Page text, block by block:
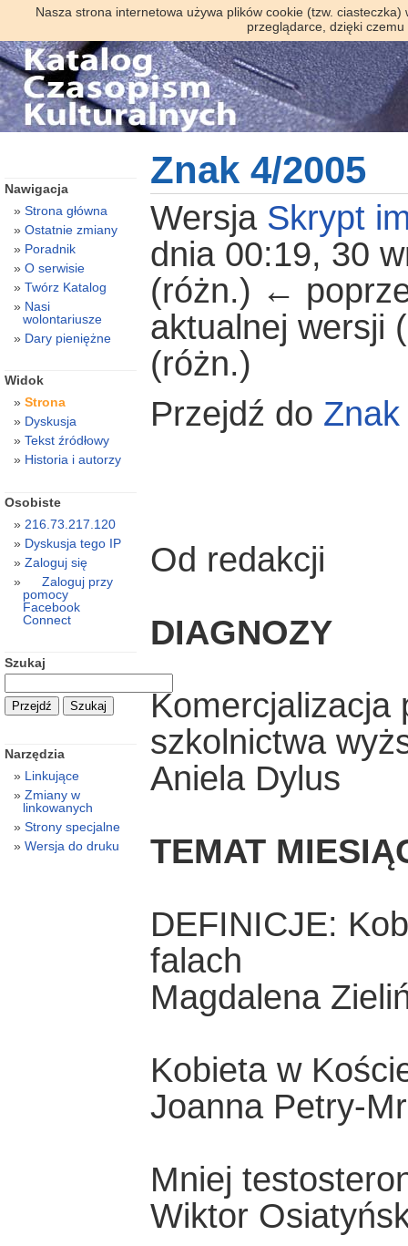
Nasza strona internetowa używa plików cookie (tzw.
przeglądarce, dzięki
Znak 4/2005
Wersja Skrypt
dnia 00:19, 30
(różn.) ←
aktualnej wersji
(różn.)
Przejdź do
Od redakcji
DIAGNOZY
Komercjalizacja
szkolnictwa
Aniela Dylus
TEMAT
DEFINICJE:
falach
Magdalena
Kobieta w
Joanna Petry-
Mniej
Wiktor
Nawigacja
Strona główna
Ostatnie zmiany
Poradnik
O serwisie
Twórz Katalog
Nasi
wolontariusze
Dary pieniężne
Widok
Strona
Dyskusja
Tekst źródłowy
Historia i autorzy
Osobiste
216.73.217.120
Dyskusja tego IP
Zaloguj się
Zaloguj przy
pomocy
Facebook
Connect
Szukaj
Narzędzia
Linkujące
Zmiany w
linkowanych
Strony specjalne
Wersja do druku